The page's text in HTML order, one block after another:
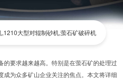
大型对辊制砂机,萤石矿破碎机
的要求越来越高。特别是在萤石矿的处理过
成为众多矿山企业关注的焦点。本文将详细